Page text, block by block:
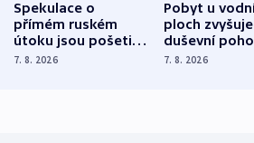
Spekulace o
přímém ruském
útoku jsou pošetilé,
míní estonský
7. 8. 2026
Pobyt u
ploch zvyšuje
duševní
ukázala
7. 8. 2026